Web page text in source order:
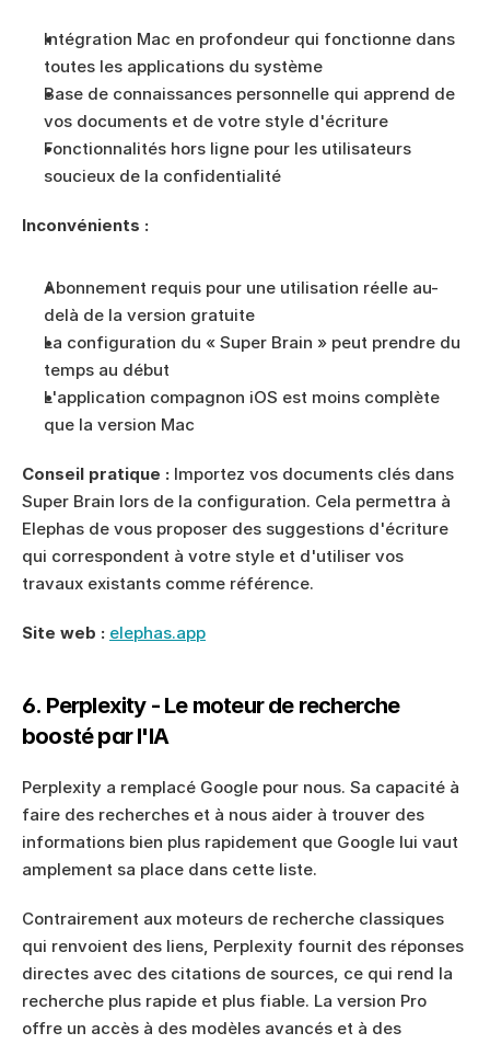
Intégration Mac en profondeur qui fonctionne dans
toutes les applications du système
Base de connaissances personnelle qui apprend de
vos documents et de votre style d'écriture
Fonctionnalités hors ligne pour les utilisateurs
soucieux de la confidentialité
Inconvénients :
Abonnement requis pour une utilisation réelle au-
delà de la version gratuite
La configuration du « Super Brain » peut prendre du
temps au début
L'application compagnon iOS est moins complète
que la version Mac
Conseil pratique : Importez vos documents clés dans
Super Brain lors de la configuration. Cela permettra à
Elephas de vous proposer des suggestions d'écriture
qui correspondent à votre style et d'utiliser vos
travaux existants comme référence.
Site web : elephas.app
6. Perplexity - Le moteur de recherche
boosté par l'IA
Perplexity a remplacé Google pour nous. Sa capacité à
faire des recherches et à nous aider à trouver des
informations bien plus rapidement que Google lui vaut
amplement sa place dans cette liste.
Contrairement aux moteurs de recherche classiques
qui renvoient des liens, Perplexity fournit des réponses
directes avec des citations de sources, ce qui rend la
recherche plus rapide et plus fiable. La version Pro
offre un accès à des modèles avancés et à des